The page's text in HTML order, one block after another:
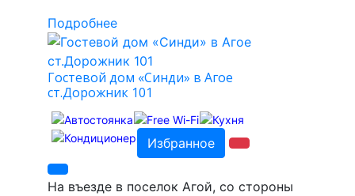
Подробнее
Гостевой дом «Синди» в Агое
ст.Дорожник 101
Избранное
На въезде в поселок Агой, со стороны